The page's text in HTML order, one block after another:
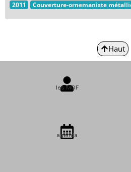
2011 Couverture-ornemaniste
Haut
les MOF
agenda